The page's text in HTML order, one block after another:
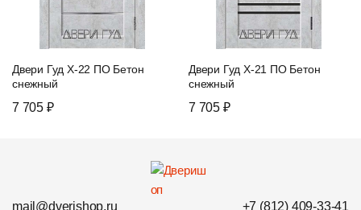
Двери Гуд X-22 ПО Бетон
снежный
7 705 ₽
Двери Гуд X-21 ПО Бетон
снежный
7 705 ₽
mail@dverishop.ru +7 (812) 409-33-41